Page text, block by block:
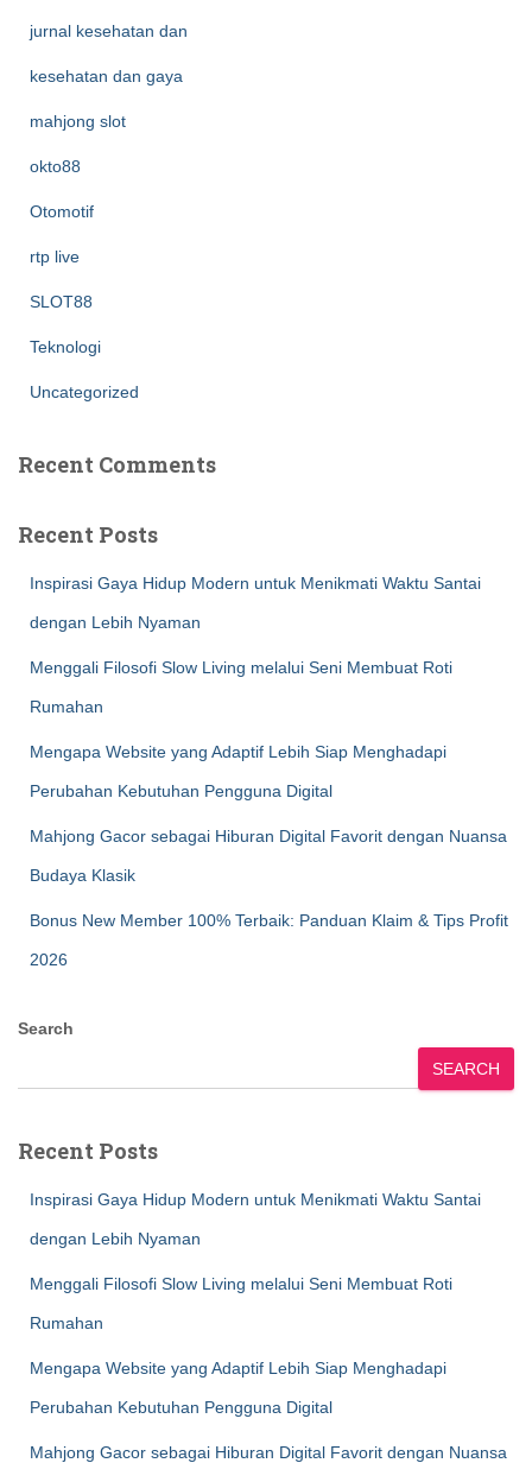
jurnal kesehatan dan
kesehatan dan gaya
mahjong slot
okto88
Otomotif
rtp live
SLOT88
Teknologi
Uncategorized
Recent Comments
Recent Posts
Inspirasi Gaya Hidup Modern untuk Menikmati Waktu Santai
dengan Lebih Nyaman
Menggali Filosofi Slow Living melalui Seni Membuat Roti
Rumahan
Mengapa Website yang Adaptif Lebih Siap Menghadapi
Perubahan Kebutuhan Pengguna Digital
Mahjong Gacor sebagai Hiburan Digital Favorit dengan Nuansa
Budaya Klasik
Bonus New Member 100% Terbaik: Panduan Klaim & Tips Profit
2026
Search
SEARCH
Recent Posts
Inspirasi Gaya Hidup Modern untuk Menikmati Waktu Santai
dengan Lebih Nyaman
Menggali Filosofi Slow Living melalui Seni Membuat Roti
Rumahan
Mengapa Website yang Adaptif Lebih Siap Menghadapi
Perubahan Kebutuhan Pengguna Digital
Mahjong Gacor sebagai Hiburan Digital Favorit dengan Nuansa